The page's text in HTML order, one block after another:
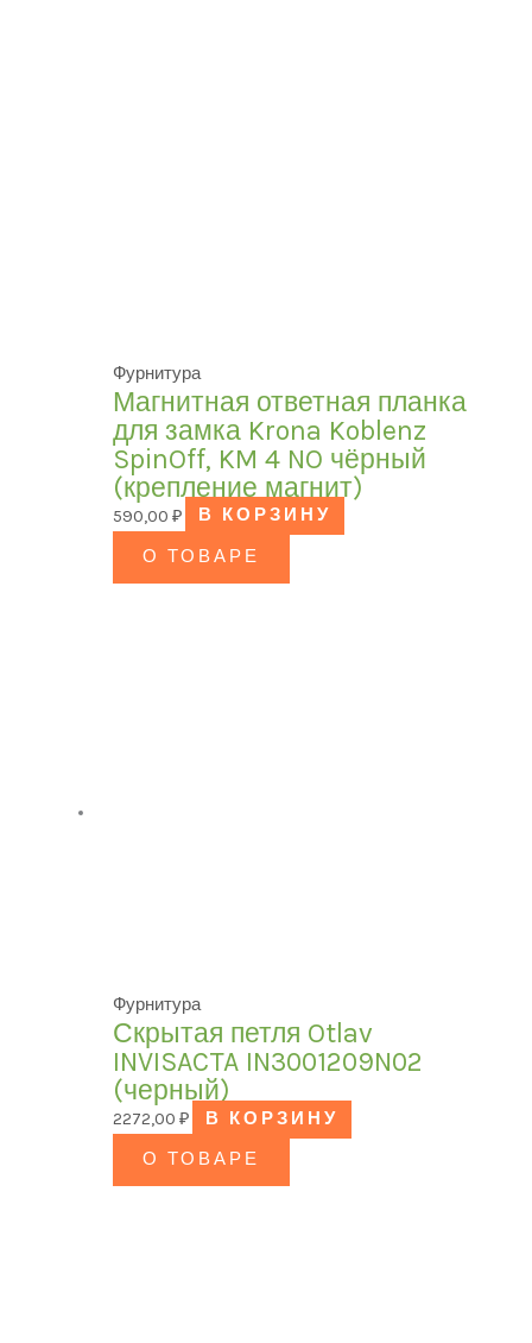
Фурнитура
Магнитная ответная планка
для замка Krona Koblenz
SpinOff, KM 4 NO чёрный
(крепление магнит)
590,00₽
В КОРЗИНУ
О ТОВАРЕ
Фурнитура
Скрытая петля Otlav
INVISACTA IN3001209N02
(черный)
2272,00₽
В КОРЗИНУ
О ТОВАРЕ